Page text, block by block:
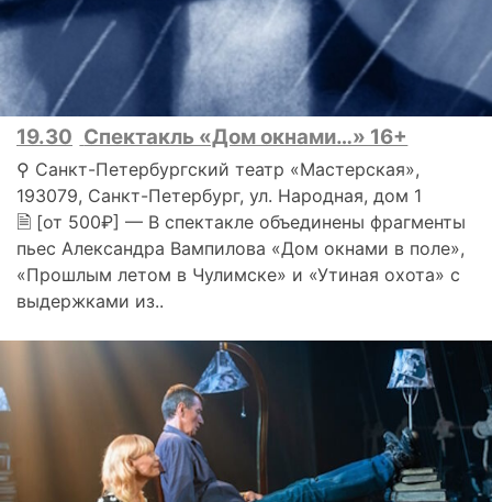
19.30 Спектакль «Дом окнами…» 16+
⚲ Санкт-Петербургский театр «Мастерская»,
193079, Санкт-Петербург, ул. Народная, дом 1
🗎 [от 500₽] — В спектакле объединены фрагменты
пьес Александра Вампилова «Дом окнами в поле»,
«Прошлым летом в Чулимске» и «Утиная охота» с
выдержками из..